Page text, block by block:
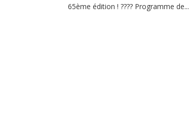
65ème édition ! ???? Programme de...